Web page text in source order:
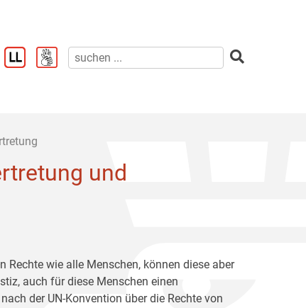
und
wie alle Menschen, können diese aber
auch für diese Menschen einen
der UN-Konvention über die Rechte von